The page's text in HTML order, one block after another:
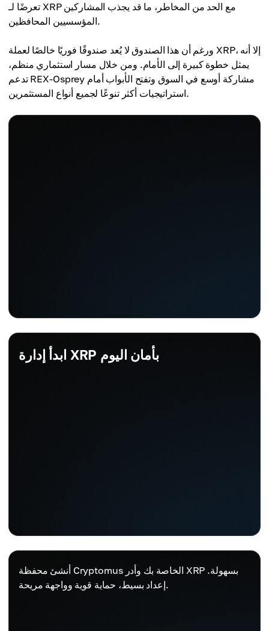
تعرضًا لـ XRP مع الحد من المخاطر، ما قد يجذب المشاركين
المؤسسيين المحافظين.
ورغم أن هذا الصندوق لا يُعد صندوقًا فوريًا خالصًا لعملة XRP، إلا أنه
يمثل خطوة كبيرة إلى الأمام. ومن خلال مسار استثماري منظم،
تدعم REX-Osprey مشاركة أوسع في السوق وتفتح الأبواب أمام
استراتيجيات أكثر تنوعًا لجميع أنواع المستثمرين.
ابدأ إدارة XRP بأمان اليوم
أنشئ محفظة Cryptomus الخاصة بك وأدر XRP بسهولة.
إعداد بسيط، حماية قوية وواجهة مريحة.